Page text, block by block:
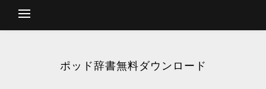
ポッド辞書無料ダウンロード